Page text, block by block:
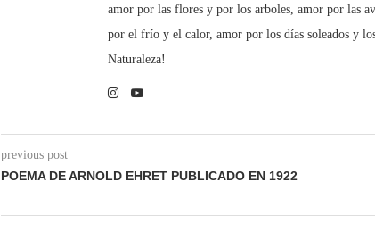
amor por las flores y por los arboles, amor por las
por el frío y el calor, amor por los días soleados y
Naturaleza!
previous post
POEMA DE ARNOLD EHRET PUBLICADO EN 1922